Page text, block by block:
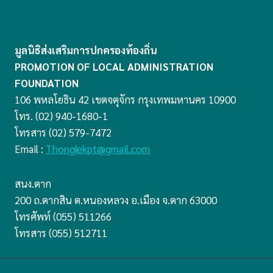
มูลนิธิส่งเสริมการปกครองท้องถิ่น
PROMOTION OF LOCAL ADMINISTRATION
FOUNDATION
106 พหลโยธิน 42 เขตจตุจักร กรุงเทพมหานคร 10900
โทร. (02) 940-1680-1
โทรสาร (02) 579-7472
Email : Thonglekpt@gmail.com
สนง.ตาก
200 ถ.ตากสิน ต.หนองหลวง อ.เมือง จ.ตาก 63000
โทรศัพท์ (055) 511266
โทรสาร (055) 512711